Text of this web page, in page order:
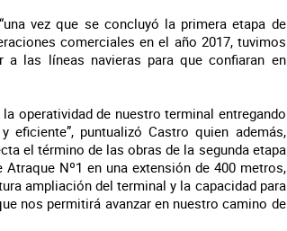
vez que se concluyó la primera etapa de
comerciales en el año 2017, tuvimos
las líneas navieras para que confiaran en
operatividad de nuestro terminal entregando
puntualizó Castro quien además,
el término de las obras de la segunda etapa
Nº1 en una extensión de 400 metros,
ampliación del terminal y la capacidad para
nos permitirá avanzar en nuestro camino de